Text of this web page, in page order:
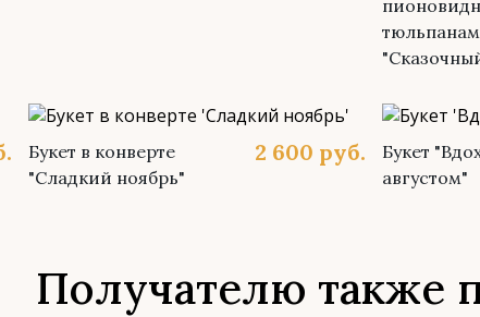
Букет в конверте
"Сладкий ноябрь"
2 600 руб.
Букет
августом"
Получателю также